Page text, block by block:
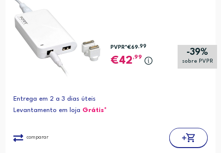
-39%
sobre PVPR
PVPR*€69 ,99
42,99
Entrega em 2 a 3 dias úteis
Levantamento em loja Grátis*
comparar